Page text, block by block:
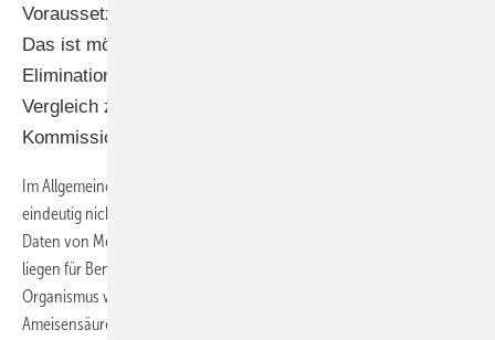
Voraussetzung für Schwangerschaftsgruppe C führten.
Das ist möglich gewesen, da die
Eliminationshalbwertszeit beim Menschen im
Vergleich zur Ratte bekannt ist (Hartwig u. MAK-
Kommission 2025; Michaelsen et al. 2024).
Im Allgemeinen wird der Stoff selbst bewertet. Wenn der Stoff
eindeutig nicht selbst, sondern mittels der Metaboliten wirkt, werden
Daten von Metaboliten zur Bewertung herangezogen. Beispielsweise
liegen für Benzylformiat keine Daten zur Entwicklungstoxizität vor. Im
Organismus wird der Stoff hydrolytisch schnell und vollständig in
Ameisensäure und Benzylalkohol gespalten. Informationen zu diesen